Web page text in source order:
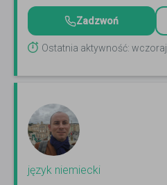
Zadzwoń
Ostatnia aktywność: wczoraj
język niemiecki